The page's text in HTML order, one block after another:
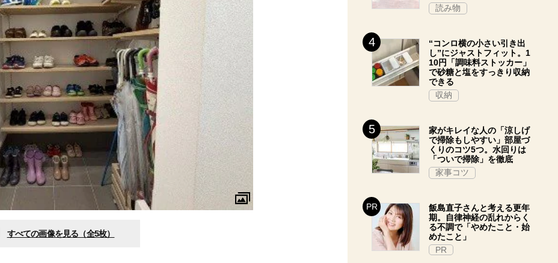
すべての画像を見る（全5枚）
読み物
“コンロ横の小さい引き出
し”にジャストフィット。1
10円「調味料ストッカー」
で砂糖と塩をすっきり収納
できる
収納
家がキレイな人の「涼しげ
で掃除もしやすい」部屋づ
くりのコツ5つ。水回りは
「ついで掃除」を徹底
家事コツ
飯島直子さんと考える更年
期。自律神経の乱れからく
る不調で「やめたこと・始
めたこと」
PR